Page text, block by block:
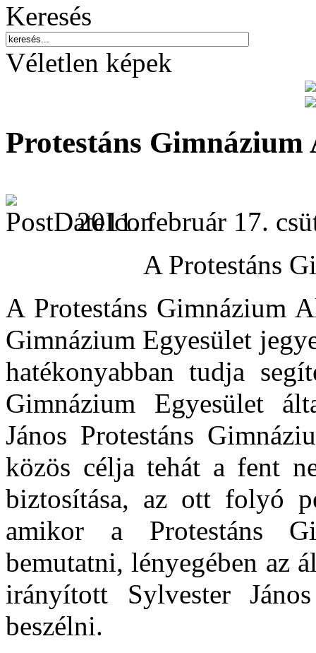
Keresés
Véletlen képek
Protestáns
2011. február 17.
A Protestáns
A Protestáns Gimnázium
Gimnázium Egyesület
hatékonyabban tudja
Gimnázium Egyesület
János Protestáns
közös célja tehát a fent
biztosítása, az ott folyó
amikor a Protestáns
bemutatni, lényegében az
irányított Sylvester
beszélni.